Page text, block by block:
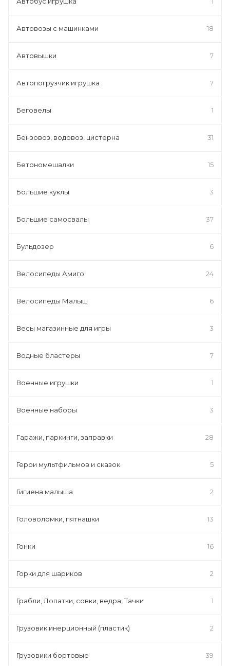
Автовозы с машинками 18
Автовышки 7
Автопогрузчик игрушка 7
Беговелы 1
Бензовоз, водовоз, цистерна 31
Бетономешалки 15
Большие куклы 3
Большие самосвалы 37
Бульдозер 6
Велосипеды Амиго 24
Велосипеды Малыш 6
Весы магазинные для игры 3
Водные бластеры 7
Военные игрушки 1
Военные наборы 3
Гаражи, паркинги, заправки 28
Герои мультфильмов и сказок 5
Гигиена малыша 2
Головоломки, пятнашки 13
Гонки 16
Горки для шариков 2
Грабли, Лопатки, совки, ведра, Тачки 1
Грузовик инерционный (пластик) 2
Грузовики бортовые 39